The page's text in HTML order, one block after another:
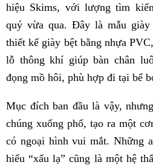
hiệu Skims, với lượng tìm
quý vừa qua. Đây là mẫu
thiết kế giày bệt bằng nhựa
lỗ thông khí giúp bàn chân
đọng mồ hôi, phù hợp đi tại bể
Mục đích ban đầu là vậy,
chúng xuống phố, tạo ra một
có ngoại hình vui mắt. Những
hiểu “xấu lạ” cũng là một hệ